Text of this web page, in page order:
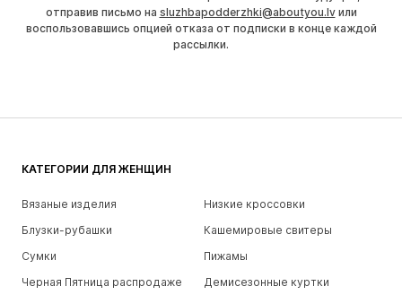
отправив письмо на sluzhbapodderzhki@aboutyou.lvили
воспользовавшись опцией отказа от подписки в конце каждой
рассылки.
КАТЕГОРИИ ДЛЯ ЖЕНЩИН
Вязаные изделия
Низкие кроссовки
Блузки-рубашки
Кашемировые свитеры
Сумки
Пижамы
Черная Пятница распродаже
Демисезонные куртки